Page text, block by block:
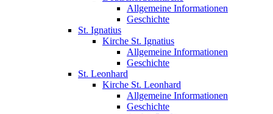
Allgemeine Informationen
Geschichte
St. Ignatius
Kirche St. Ignatius
Allgemeine Informationen
Geschichte
St. Leonhard
Kirche St. Leonhard
Allgemeine Informationen
Geschichte